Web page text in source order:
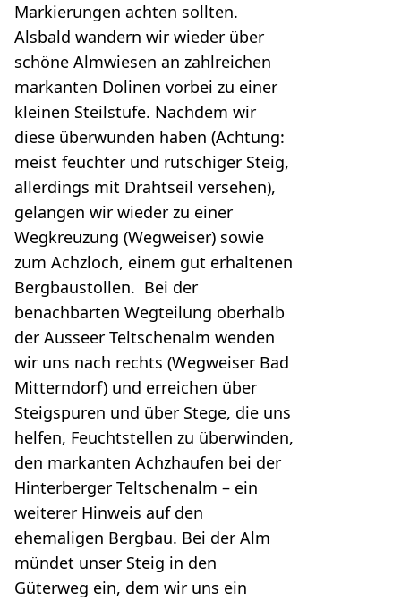
Markierungen achten sollten.
Alsbald wandern wir wieder über
schöne Almwiesen an zahlreichen
markanten Dolinen vorbei zu einer
kleinen Steilstufe. Nachdem wir
diese überwunden haben (Achtung:
meist feuchter und rutschiger Steig,
allerdings mit Drahtseil versehen),
gelangen wir wieder zu einer
Wegkreuzung (Wegweiser) sowie
zum Achzloch, einem gut erhaltenen
Bergbaustollen. Bei der
benachbarten Wegteilung oberhalb
der Ausseer Teltschenalm wenden
wir uns nach rechts (Wegweiser Bad
Mitterndorf) und erreichen über
Steigspuren und über Stege, die uns
helfen, Feuchtstellen zu überwinden,
den markanten Achzhaufen bei der
Hinterberger Teltschenalm – ein
weiterer Hinweis auf den
ehemaligen Bergbau. Bei der Alm
mündet unser Steig in den
Güterweg ein, dem wir uns ein